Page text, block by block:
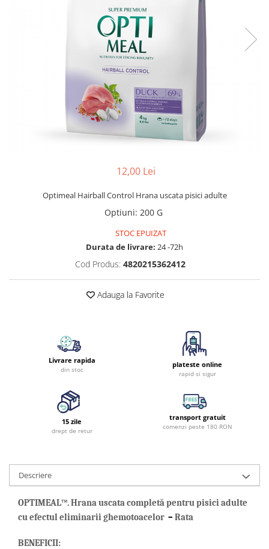
12,00 Lei
Optimeal Hairball Control Hrana uscata pisici adulte
Optiuni: 200 G
STOC EPUIZAT
Durata de livrare: 24 -72h
Cod Produs: 4820215362412
Adauga la Favorite
Livrare rapida
din stoc
plateste online
rapid si sigur
15 zile
drept de retur
transport gratuit
comenzi peste 180 RON
Descriere
OPTIMEAL™. Hrana uscata completă pentru pisici adulte
cu efectul eliminarii ghemotoacelor – Rata
BENEFICII: